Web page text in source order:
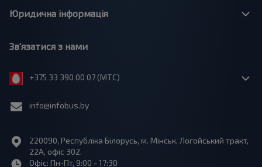
Юридична інформація
Зв'язатися з нами
+375 33 390 00 07 (МТС)
info@infobus.by
220090, Республіка Білорусь, м. Мінськ, Логойський тракт,
22А, офіс 302.
Офіс: Пн-Пт, 9:00 - 17:30